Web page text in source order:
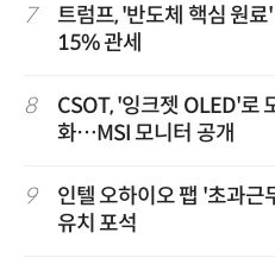
7
트럼프, '반도체 핵심 원
15% 관세
8
CSOT, '잉크젯 OLED'로
화…MSI 모니터 공개
9
인텔 오하이오 팹 '초과
유치 포석